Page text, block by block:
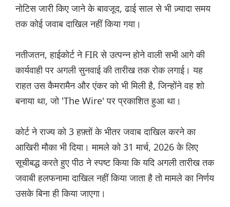
नोटिस जारी किए जाने के बावजूद, ढाई साल से भी ज़्यादा समय
तक कोई जवाब दाखिल नहीं किया गया।
नतीजतन, हाईकोर्ट ने FIR से उत्पन्न होने वाली सभी आगे की
कार्यवाही पर अगली सुनवाई की तारीख तक रोक लगाई। यह
राहत उस कैमरामैन और एंकर को भी मिली है, जिन्होंने वह शो
बनाया था, जो 'The Wire' पर प्रकाशित हुआ था।
कोर्ट ने राज्य को 3 हफ़्तों के भीतर जवाब दाखिल करने का
आखिरी मौका भी दिया। मामले को 31 मार्च, 2026 के लिए
सूचीबद्ध करते हुए पीठ ने स्पष्ट किया कि यदि अगली तारीख तक
जवाबी हलफनामा दाखिल नहीं किया जाता है तो मामले का निर्णय
उसके बिना ही किया जाएगा।